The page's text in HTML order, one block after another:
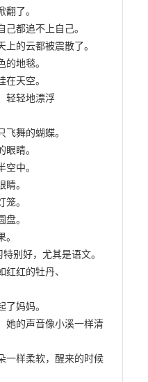
了。
都追不上自己。
的云都被震散了。
地毯。
天空。
轻轻地漂浮
舞的蝴蝶。
睛。
中。
。
。
。
别好，尤其是语文。
红的牡丹、
妈妈。
她的声音像小溪一样清
一样柔软，醒来的时候